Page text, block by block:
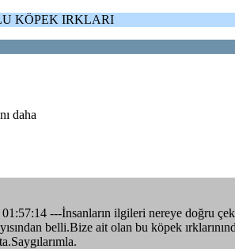
KÖPEK IRKLARI
daha
---İnsanların ilgileri nereye doğru
belli.Bize ait olan bu köpek